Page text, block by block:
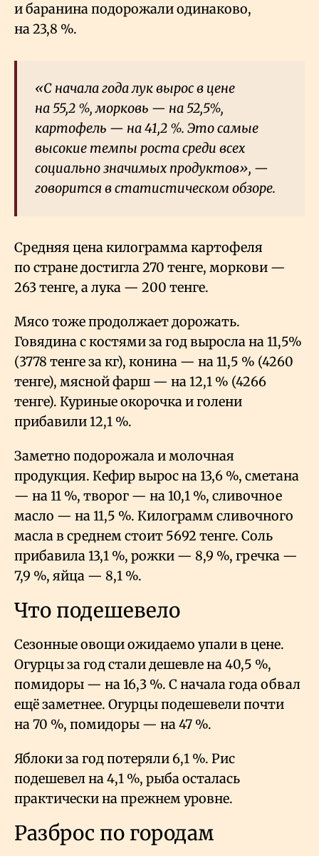
и баранина подорожали одинаково,
на 23,8 %.
«С начала года лук вырос в цене
на 55,2 %, морковь — на 52,5%,
картофель — на 41,2 %. Это самые
высокие темпы роста среди всех
социально значимых продуктов», —
говорится в статистическом обзоре.
Средняя цена килограмма картофеля
по стране достигла 270 тенге, моркови —
263 тенге, а лука — 200 тенге.
Мясо тоже продолжает дорожать.
Говядина с костями за год выросла на 11,5%
(3778 тенге за кг), конина — на 11,5 % (4260
тенге), мясной фарш — на 12,1 % (4266
тенге). Куриные окорочка и голени
прибавили 12,1 %.
Заметно подорожала и молочная
продукция. Кефир вырос на 13,6 %, сметана
— на 11 %, творог — на 10,1 %, сливочное
масло — на 11,5 %. Килограмм сливочного
масла в среднем стоит 5692 тенге. Соль
прибавила 13,1 %, рожки — 8,9 %, гречка —
7,9 %, яйца — 8,1 %.
Что подешевело
Сезонные овощи ожидаемо упали в цене.
Огурцы за год стали дешевле на 40,5 %,
помидоры — на 16,3 %. С начала года обвал
ещё заметнее. Огурцы подешевели почти
на 70 %, помидоры — на 47 %.
Яблоки за год потеряли 6,1 %. Рис
подешевел на 4,1 %, рыба осталась
практически на прежнем уровне.
Разброс по городам